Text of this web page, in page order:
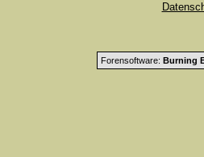
Forensoftware: Burning